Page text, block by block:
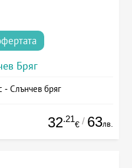
Бряг
- Слънчев бряг
32.21
€ / 63лв.